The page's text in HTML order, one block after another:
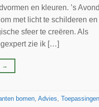
en kleuren. ’s
met licht te schilderen en
sfeer te creëren. Als
zie ik […]
→
bomen Advies Toepassingen